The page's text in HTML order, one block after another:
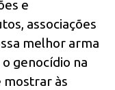
e
associações
melhor arma
genocídio na
mostrar às